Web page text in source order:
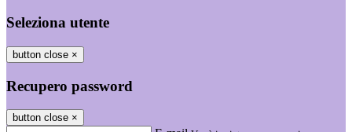
Seleziona utente
button close ×
Recupero password
button close ×